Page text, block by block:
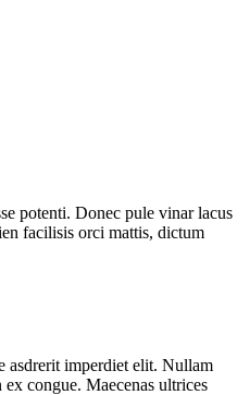
potenti. Donec pule vinar lacus
facilisis orci mattis, dictum
asdrerit imperdiet elit. Nullam
congue. Maecenas ultrices